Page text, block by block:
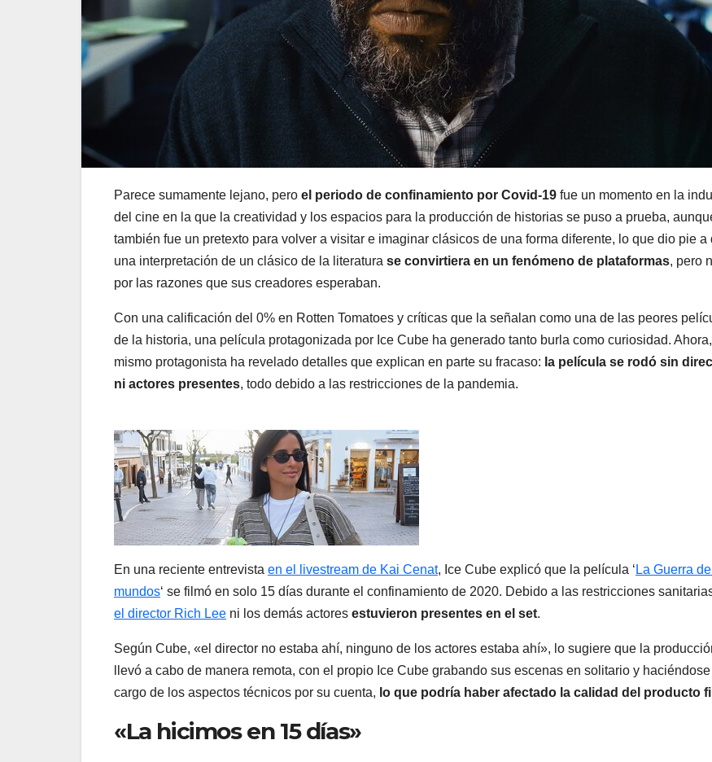
Parece sumamente lejano, pero el periodo de confinamiento por Covid-19 fue un momento en la
del cine en la que la creatividad y los espacios para la producción de historias se puso a prueba,
también fue un pretexto para volver a visitar e imaginar clásicos de una forma diferente, lo que dio pie a
una interpretación de un clásico de la literatura se convirtiera en un fenómeno de plataformas, pero
por las razones que sus creadores esperaban.
Con una calificación del 0% en Rotten Tomatoes y críticas que la señalan como una de las peores
de la historia, una película protagonizada por Ice Cube ha generado tanto burla como curiosidad. Ahora,
mismo protagonista ha revelado detalles que explican en parte su fracaso: la película se rodó sin
ni actores presentes, todo debido a las restricciones de la pandemia.
En una reciente entrevista en el livestream de Kai Cenat, Ice Cube explicó que la película ‘ La Guerra
mundos‘ se filmó en solo 15 días durante el confinamiento de 2020. Debido a las restricciones
el director Rich Lee ni los demás actores estuvieron presentes en el set.
Según Cube, «el director no estaba ahí, ninguno de los actores estaba ahí», lo sugiere que la
llevó a cabo de manera remota, con el propio Ice Cube grabando sus escenas en solitario y haciéndose
cargo de los aspectos técnicos por su cuenta, lo que podría haber afectado la calidad del producto
«La hicimos en 15 días»